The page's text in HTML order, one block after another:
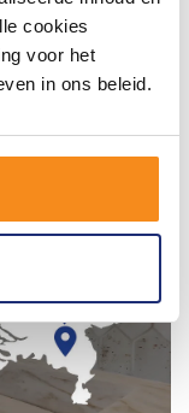
cookies
voor het
in ons beleid.